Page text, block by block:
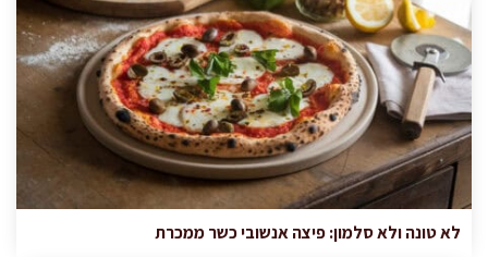
לא טונה ולא סלמון: פיצה אנשובי כשר ממכרת